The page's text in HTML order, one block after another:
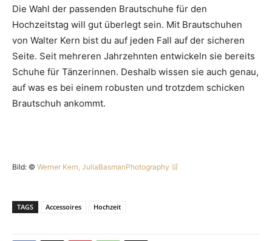
Die Wahl der passenden Brautschuhe für den
Hochzeitstag will gut überlegt sein. Mit Brautschuhen
von Walter Kern bist du auf jeden Fall auf der sicheren
Seite. Seit mehreren Jahrzehnten entwickeln sie bereits
Schuhe für Tänzerinnen. Deshalb wissen sie auch genau,
auf was es bei einem robusten und trotzdem schicken
Brautschuh ankommt.
Bild: © Werner Kern, JuliaBasmanPhotography
TAGS Accessoires Hochzeit